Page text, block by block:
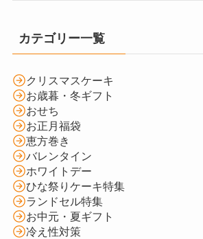
カテゴリー一覧
クリスマスケーキ
お歳暮・冬ギフト
おせち
お正月福袋
恵方巻き
バレンタイン
ホワイトデー
ひな祭りケーキ特集
ランドセル特集
お中元・夏ギフト
冷え性対策